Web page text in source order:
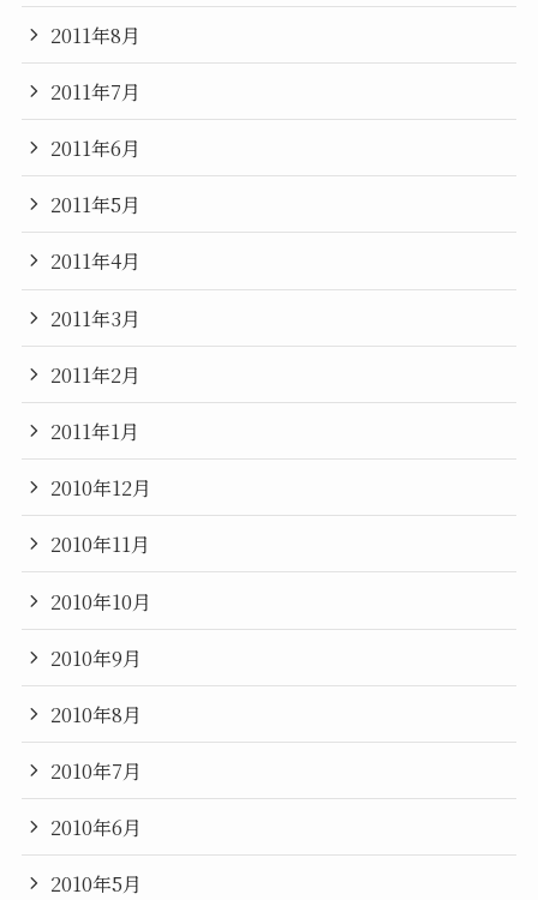
2011年8月
2011年7月
2011年6月
2011年5月
2011年4月
2011年3月
2011年2月
2011年1月
2010年12月
2010年11月
2010年10月
2010年9月
2010年8月
2010年7月
2010年6月
2010年5月